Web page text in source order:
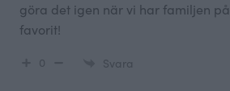
göra det igen när vi har familjen på
favorit!
0 Svara